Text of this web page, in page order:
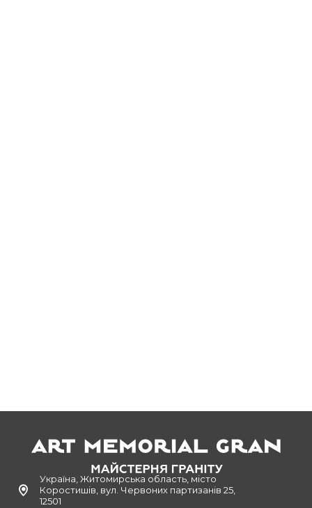
Україна, Житомирська область, місто
Коростишів, вул. Червоних партизанів 25,
12501